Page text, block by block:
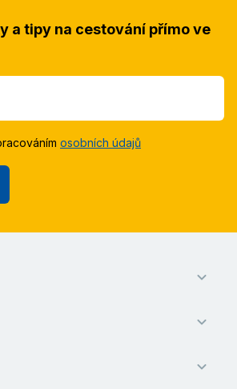
a tipy na cestování přímo ve
osobních údajů